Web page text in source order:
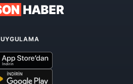
UYGULAMA